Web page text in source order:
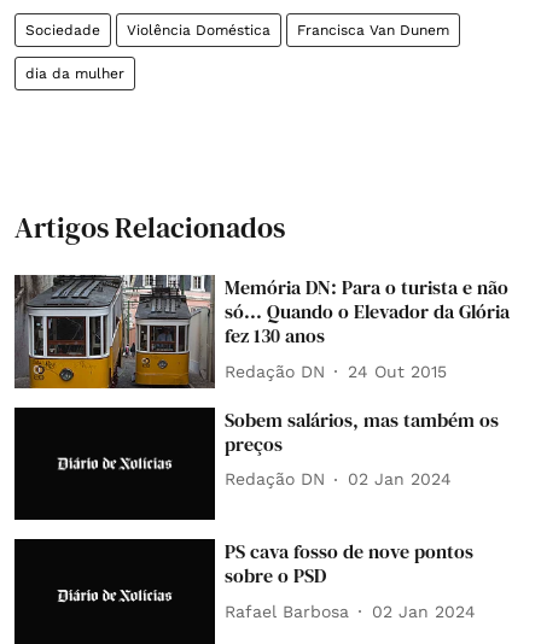
Sociedade Violência Doméstica Francisca Van Dunem
dia da mulher
Artigos Relacionados
Memória DN: Para o turista e não
só... Quando o Elevador da Glória
fez 130 anos
Redação DN 24 Out 2015
Sobem salários, mas também os
preços
Redação DN 02 Jan 2024
PS cava fosso de nove pontos
sobre o PSD
Rafael Barbosa 02 Jan 2024